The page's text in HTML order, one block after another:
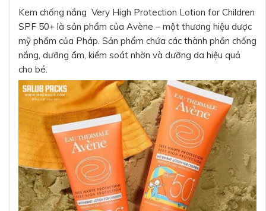
Kem chống nắng Very High Protection Lotion for Children
SPF 50+ là sản phẩm của Avène – một thương hiệu dược
mỹ phẩm của Pháp. Sản phẩm chứa các thành phần chống
nắng, dưỡng ẩm, kiểm soát nhờn và dưỡng da hiệu quả
cho bé.